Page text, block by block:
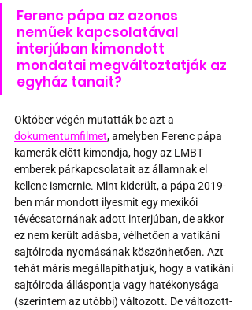
Ferenc pápa az azonos
neműek kapcsolatával
interjúban kimondott
mondatai megváltoztatják az
egyház tanait?
Október végén mutatták be azt a
dokumentumfilmet, amelyben Ferenc pápa
kamerák előtt kimondja, hogy az LMBT
emberek párkapcsolatait az államnak el
kellene ismernie. Mint kiderült, a pápa 2019-
ben már mondott ilyesmit egy mexikói
tévécsatornának adott interjúban, de akkor
ez nem került adásba, vélhetően a vatikáni
sajtóiroda nyomásának köszönhetően. Azt
tehát máris megállapíthatjuk, hogy a vatikáni
sajtóiroda álláspontja vagy hatékonysága
(szerintem az utóbbi) változott. De változott-